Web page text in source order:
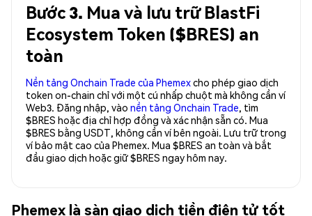
Bước 3. Mua và lưu trữ BlastFi
Ecosystem Token ($BRES) an
toàn
Nền tảng Onchain Trade của Phemexcho phép giao dịch
token on-chain chỉ với một cú nhấp chuột mà không cần ví
Web3. Đăng nhập, vào nền tảng Onchain Trade, tìm
$BRES hoặc địa chỉ hợp đồng và xác nhận sẵn có. Mua
$BRES bằng USDT, không cần ví bên ngoài. Lưu trữ trong
ví bảo mật cao của Phemex. Mua $BRES an toàn và bắt
đầu giao dịch hoặc giữ $BRES ngay hôm nay.
Phemex là sàn giao dịch tiền điện tử tốt